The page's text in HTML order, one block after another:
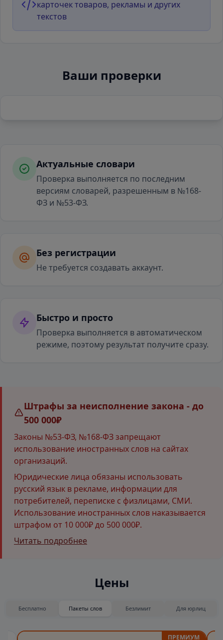
карточек товаров, рекламы и других
текстов
Ваши проверки
Актуальные словари
Проверка выполняется по последним
версиям словарей, разрешенным в №168-
ФЗ и №53-ФЗ.
Без регистрации
Не требуется создавать аккаунт.
Быстро и просто
Проверка выполняется в автоматическом
режиме, поэтому результат получите сразу.
Штрафы за неисполнение закона - до
500 000₽
Законы №53-ФЗ, №168-ФЗ запрещают
использование иностранных слов на сайтах
организаций.
Юридические лица обязаны использовать
русский язык в рекламе, информации для
потребителей, переписке с физлицами, СМИ.
Использование иностранных слов наказывается
штрафом от 10 000₽ до 500 000₽.
Читать подробнее
Цены
Бесплатно Пакеты слов Безлимит Для юрлиц
ПРЕМИУМ